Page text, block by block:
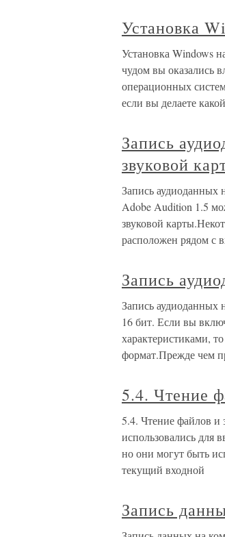
Установка
Установка Windows
чудом вы оказались
операционных
если вы делаете
Запись
звуковой
Запись аудиоданных
Adobe Audition 1.5
звуковой
расположен рядом с
Запись
Запись аудиоданных
16 бит. Если вы
характеристиками,
формат.Прежде чем
5.4. Чтение
5.4. Чтение файлов и
использовались для
но они могут быть
текущий входной
Запись